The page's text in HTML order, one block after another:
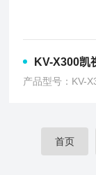
KV-X300凯
产品型号：KV-
首页